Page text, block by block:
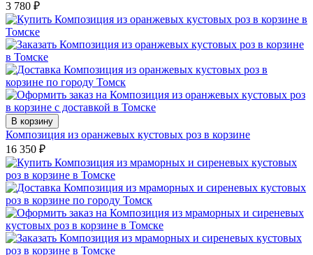
3 780 ₽
В корзину
Композиция из оранжевых кустовых роз в корзине
16 350 ₽